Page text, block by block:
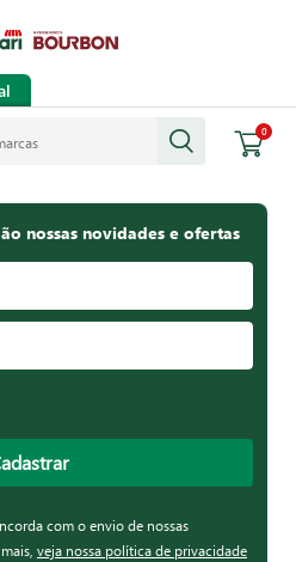
0
nossas novidades e ofertas
com o envio de nossas
veja nossa política de privacidade